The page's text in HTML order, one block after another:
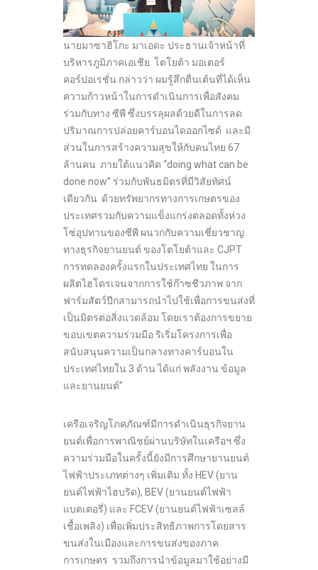
นายมาซาฮิโกะ มาเอดะ ประธานเจ้าหน้าที่
บริหารภูมิภาคเอเชีย โตโยต้า มอเตอร์
คอร์ปอเรชั่น กล่าวว่า ผมรู้สึกตื่นเต้นที่ได้เห็น
ความก้าวหน้าในการดำเนินการเพื่อสังคม
ร่วมกับทาง ซีพี ซึ่งบรรลุผลด้วยดีในการลด
ปริมาณการปล่อยคาร์บอนไดออกไซด์ และมี
ส่วนในการสร้างความสุขให้กับคนไทย 67
ล้านคน ภายใต้แนวคิด “doing what can be
done now” ร่วมกับพันธมิตรที่มีวิสัยทัศน์
เดียวกัน ด้วยทรัพยากรทางการเกษตรของ
ประเทศรวมกับความแข็งแกร่งตลอดทั้งห่วง
โซ่อุปทานของซีพี ผนวกกับความเชี่ยวชาญ
ทางธุรกิจยานยนต์ ของโตโยต้าและ CJPT
การทดลองครั้งแรกในประเทศไทย ในการ
ผลิตไฮโดรเจนจากการใช้ก๊าซชีวภาพ จาก
ฟาร์มสัตว์ปีกสามารถนำไปใช้เพื่อการขนส่งที่
เป็นมิตรต่อสิ่งแวดล้อม โดยเราต้องการขยาย
ขอบเขตความร่วมมือ ริเริ่มโครงการเพื่อ
สนับสนุนความเป็นกลางทางคาร์บอนใน
ประเทศไทยใน 3 ด้าน ได้แก่ พลังงาน ข้อมูล
และยานยนต์”
เครือเจริญโภคภัณฑ์มีการดำเนินธุรกิจยาน
ยนต์เพื่อการพาณิชย์ผ่านบริษัทในเครือฯ ซึ่ง
ความร่วมมือในครั้งนี้ยังมีการศึกษายานยนต์
ไฟฟ้าประเภทต่างๆ เพิ่มเติม ทั้ง HEV (ยาน
ยนต์ไฟฟ้าไฮบริด), BEV (ยานยนต์ไฟฟ้า
แบตเตอรี่) และ FCEV (ยานยนต์ไฟฟ้าเซลล์
เชื้อเพลิง) เพื่อเพิ่มประสิทธิภาพการโดยสาร
ขนส่งในเมืองและการขนส่งของภาค
การเกษตร รวมถึงการนำข้อมูลมาใช้อย่างมี